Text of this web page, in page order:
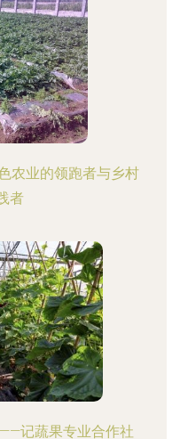
农业的领跑者与乡村
者
记蔬果专业合作社